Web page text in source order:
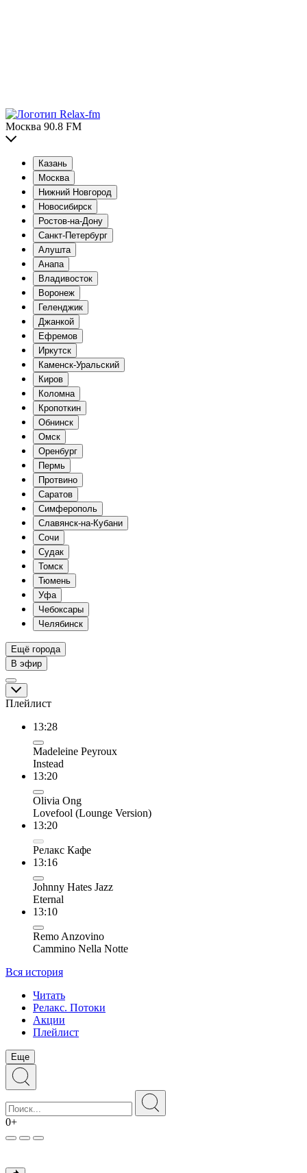
Москва 90.8 FM
Казань
Москва
Нижний Новгород
Новосибирск
Ростов-на-Дону
Санкт-Петербург
Алушта
Анапа
Владивосток
Воронеж
Геленджик
Джанкой
Ефремов
Иркутск
Каменск-Уральский
Киров
Коломна
Кропоткин
Обнинск
Омск
Оренбург
Пермь
Протвино
Саратов
Симферополь
Славянск-на-Кубани
Сочи
Судак
Томск
Тюмень
Уфа
Чебоксары
Челябинск
Ещё города
В эфир
Плейлист
13:28
Madeleine Peyroux
Instead
13:20
Olivia Ong
Lovefool (Lounge Version)
13:20
Релакс Кафе
13:16
Johnny Hates Jazz
Eternal
13:10
Remo Anzovino
Cammino Nella Notte
Вся история
Читать
Релакс. Потоки
Акции
Плейлист
Еще
0+